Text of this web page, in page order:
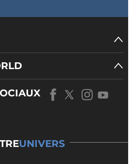
UNIVERS